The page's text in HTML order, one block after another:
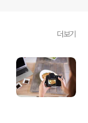
더보기